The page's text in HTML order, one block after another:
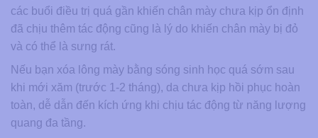
các buổi điều trị quá gần khiến chân mày chưa kịp ổn định
đã chịu thêm tác động cũng là lý do khiến chân mày bị đỏ
và có thể là sưng rát.
Nếu bạn xóa lông mày bằng sóng sinh học quá sớm sau
khi mới xăm (trước 1-2 tháng), da chưa kịp hồi phục hoàn
toàn, dễ dẫn đến kích ứng khi chịu tác động từ năng lượng
quang đa tầng.